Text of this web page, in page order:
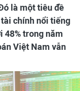
là một tiêu đề
chính nổi tiếng
48% trong năm
Việt Nam vẫn